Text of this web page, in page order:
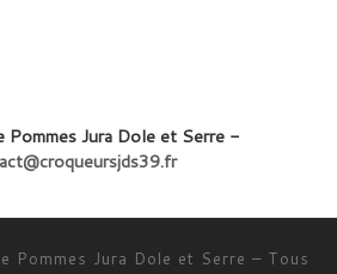
Pommes Jura Dole et Serre -
Pommes Jura Dole et Serre – Tous